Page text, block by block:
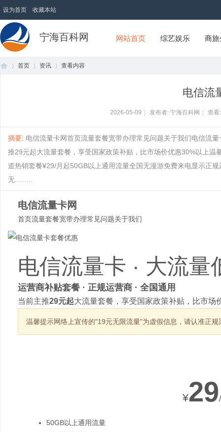
设为首页 收藏本站
宁海百科网 网站首页 综艺娱乐 商
首页 资讯 查看内容
电信流
2026-05-09 发布者: 宁海百科网 查
摘要: 电信流量卡网首页流量套餐宽带办理常见问题关于我们电信流
推29元起大流量套餐，享受国家政策补贴，比市场价优惠30%以上
道热销套餐¥29/月起50GB以上通用流量全国无漫游免费来电显示正
无.........
电信流量卡网
首页流量套餐宽带办理常见问题关于我们
电信流量卡 · 大流量
运营商补贴套餐 · 正规运营商 · 全国通用
当前主推29元起大流量套餐，享受国家政策补贴，比市场
温馨提示网络上宣传的"19元无限流量"为虚假信息，请认准正规
¥29
50GB以上通用流量